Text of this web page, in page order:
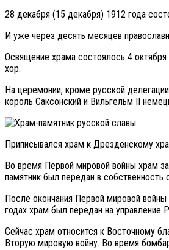
28 декабря (15 декабря) 1912 года
И уже через десять месяцев
Освящение храма состоялось 4
хор.
На церемонии, кроме русской
король Саксонский и Вильгельм II
Приписывался храм к Дрезденскому
Во время Первой мировой войны храм
памятник был передан в
После окончания Первой мировой
годах храм был передан на управление
Сейчас храм относится к Восточному
Вторую мировую войну. Во время